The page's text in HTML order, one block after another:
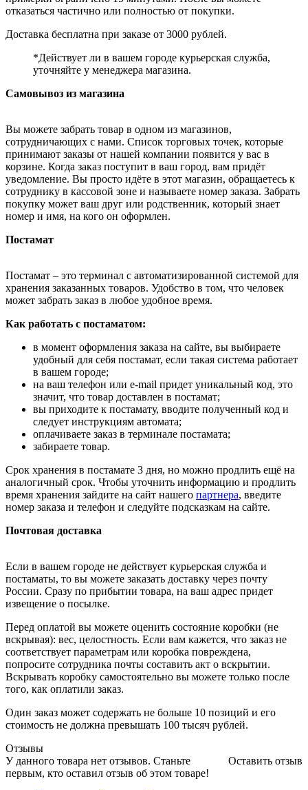
отказаться частично или полностью от покупки.
Доставка бесплатна при заказе от 3000 рублей.
*Действует ли в вашем городе курьерская служба,
уточняйте у менеджера магазина.
Самовывоз из магазина
Вы можете забрать товар в одном из магазинов,
сотрудничающих с нами. Список торговых точек, которые
принимают заказы от нашей компании появится у вас в
корзине. Когда заказ поступит в ваш город, вам придёт
уведомление. Вы просто идёте в этот магазин, обращаетесь к
сотруднику в кассовой зоне и называете номер заказа. Забрать
покупку может ваш друг или родственник, который знает
номер и имя, на кого он оформлен.
Постамат
Постамат – это терминал с автоматизированной системой для
хранения заказанных товаров. Удобство в том, что человек
может забрать заказ в любое удобное время.
Как работать с постаматом:
в момент оформления заказа на сайте, вы выбираете
удобный для себя постамат, если такая система работает
в вашем городе;
на ваш телефон или e-mail придет уникальный код, это
значит, что товар доставлен в постамат;
вы приходите к постамату, вводите полученный код и
следует инструкциям автомата;
оплачиваете заказ в терминале постамата;
забираете товар.
Срок хранения в постамате 3 дня, но можно продлить ещё на
аналогичный срок. Чтобы уточнить информацию и продлить
время хранения зайдите на сайт нашего партнера, введите
номер заказа и телефон и следуйте подсказкам на сайте.
Почтовая доставка
Если в вашем городе не действует курьерская служба и
постаматы, то вы можете заказать доставку через почту
России. Сразу по прибытии товара, на ваш адрес придет
извещение о посылке.
Перед оплатой вы можете оценить состояние коробки (не
вскрывая): вес, целостность. Если вам кажется, что заказ не
соответствует параметрам или коробка повреждена,
попросите сотрудника почты составить акт о вскрытии.
Вскрывать коробку самостоятельно вы можете только после
того, как оплатили заказ.
Один заказ может содержать не больше 10 позиций и его
стоимость не должна превышать 100 тысяч рублей.
Отзывы
Оставить отзыв
У данного товара нет отзывов. Станьте
первым, кто оставил отзыв об этом товаре!